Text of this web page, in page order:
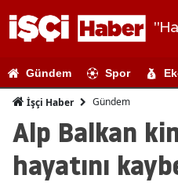
Gündem Spor
İşçi Haber Gündem
Alp Balkan
hayatını